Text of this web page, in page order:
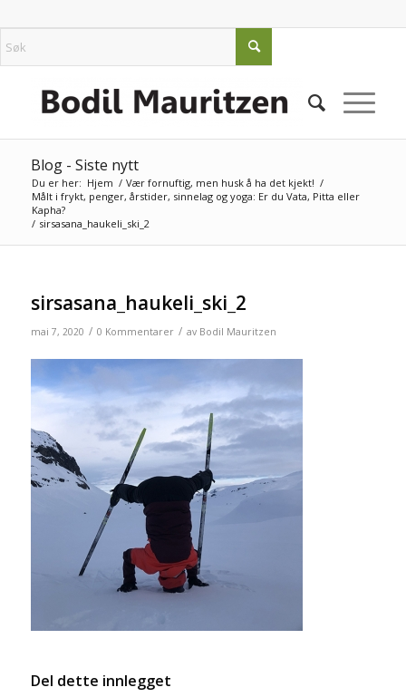
Blog - Siste nytt
Du er her: Hjem / Vær fornuftig, men husk å ha det kjekt! /
Målt i frykt, penger, årstider, sinnelag og yoga: Er du Vata, Pitta eller
Kapha?
/ sirsasana_haukeli_ski_2
sirsasana_haukeli_ski_2
mai 7, 2020 / 0 Kommentarer / av Bodil Mauritzen
Del dette innlegget